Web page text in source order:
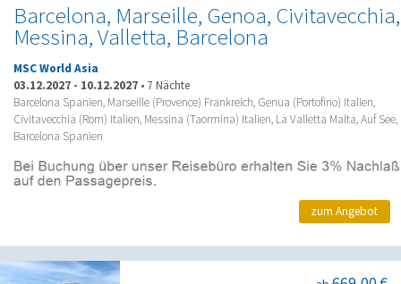
Barcelona, Marseille, Genoa, Civitavecchia,
Messina, Valletta, Barcelona
MSC World Asia
03.12.2027 - 10.12.2027 • 7 Nächte
Barcelona Spanien, Marseille (Provence) Frankreich, Genua (Portofino) Italien,
Civitavecchia (Rom) Italien, Messina (Taormina) Italien, La Valletta Malta, Auf See,
Barcelona Spanien
zum Angebot